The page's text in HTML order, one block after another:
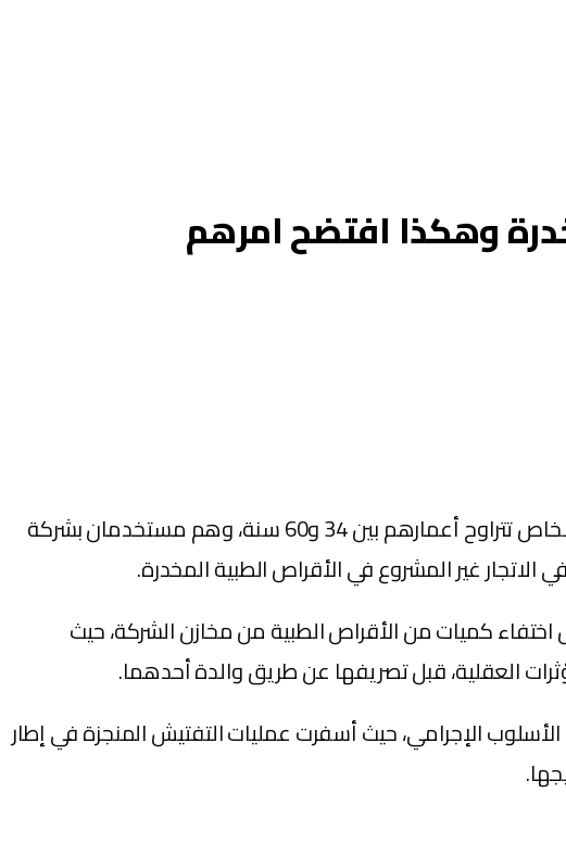
وهكذا افتضح امرهم
تمكنت عناصر الشرطة القضائية بمدينة الفقيه بن صالح بتنسيق مع نظيرتها ببني ملال، من توقيف ثلاثة أشخاص تتراوح أعمارهم بين 34 و60 سنة، وهم مستخدمان بشركة
غير المشروع في الأقراص الطبية المخدرة.
كميات من الأقراص الطبية من مخازن الشركة، حيث
العقلية، قبل تصريفها عن طريق والدة أحدهما.
الإجرامي، حيث أسفرت عمليات التفتيش المنجزة في إطار